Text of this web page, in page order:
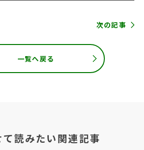
次の記事
一覧へ戻る
て読みたい関連記事